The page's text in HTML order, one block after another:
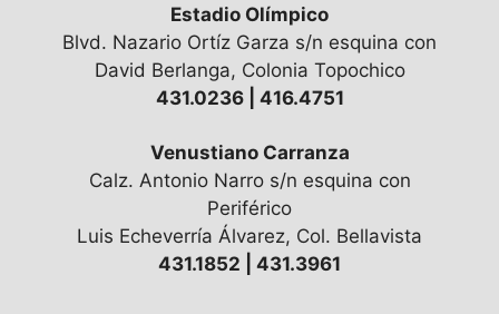
Estadio Olímpico
Blvd. Nazario Ortíz Garza s/n esquina con
David Berlanga, Colonia Topochico
431.0236 | 416.4751
Venustiano Carranza
Calz. Antonio Narro s/n esquina con
Periférico
Luis Echeverría Álvarez, Col. Bellavista
431.1852 | 431.3961